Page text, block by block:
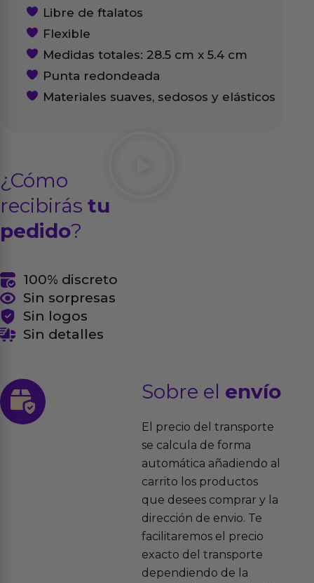
Libre de ftalatos
Flexible
Medidas totales: 28.5 cm x 5.4 cm
Punta redondeada
Materiales suaves, sedosos y elásticos
¿Cómo
recibirás tu
pedido?
100% discreto
Sin sorpresas
Sin logos
Sin detalles
Sobre el envío
El precio del transporte
se calcula de forma
automática añadiendo al
carrito los productos
que desees comprar y la
dirección de envio. Te
facilitaremos el precio
exacto del transporte
dependiendo de la